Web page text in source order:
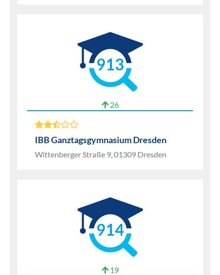
913
26
IBB Ganztagsgymnasium Dresden
Wittenberger Straße 9, 01309 Dresden
914
19